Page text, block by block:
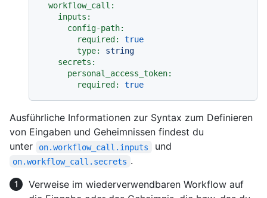
workflow_call:
inputs:
config-path:
required:
true
type:
string
secrets:
personal_access_token:
required:
true
Ausführliche Informationen zur Syntax zum Definieren
von Eingaben und Geheimnissen findest du
unter
on.workflow_call.inputs und
on.workflow_call.secrets .
Verweise im wiederverwendbaren Workflow auf